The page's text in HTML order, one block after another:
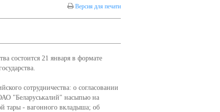
Версия для печати
состоится 21 января в формате
сотрудничества: о согласовании
"Беларуськалий" насыпью на
тары - вагонного вкладыша; об